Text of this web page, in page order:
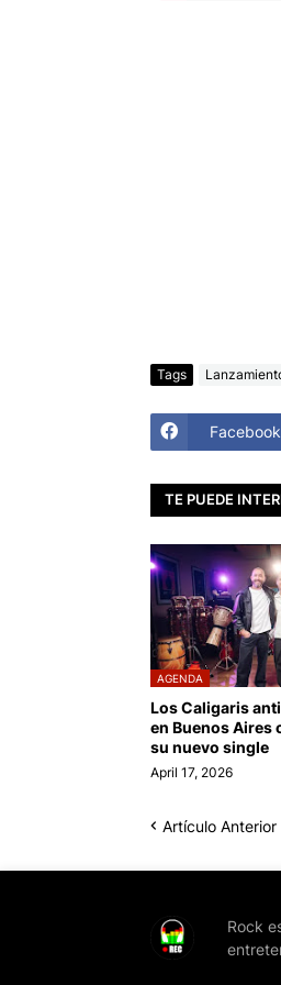
Tags
Facebook
TE PUEDE
AGENDA
Los Caligaris
en Buenos Aires
su nuevo single
April 17, 2026
Artículo Anterior
Rock